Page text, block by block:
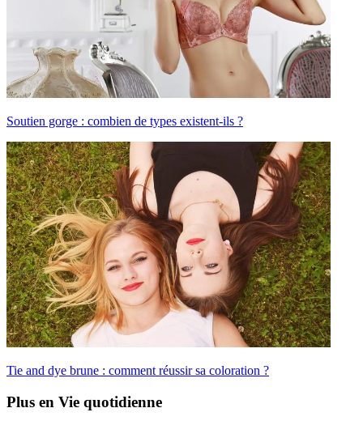
Soutien gorge : combien de types existent-ils ?
Tie and dye brune : comment réussir sa coloration ?
Plus en Vie quotidienne